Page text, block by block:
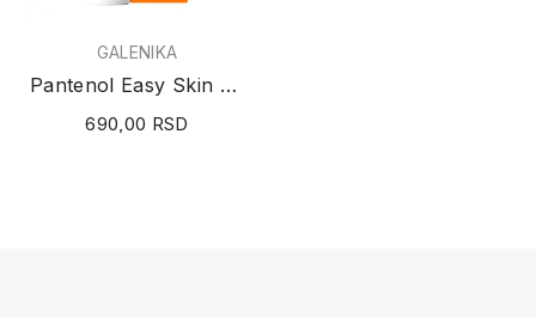
GALENIKA
Pantenol Easy Skin gel 30g
690,00 RSD